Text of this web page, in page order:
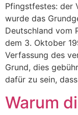
Pfingstfestes: der
wurde das
Deutschland vom
dem 3. Oktober
Verfassung des
Grund, dies
dafür zu sein,
Warum